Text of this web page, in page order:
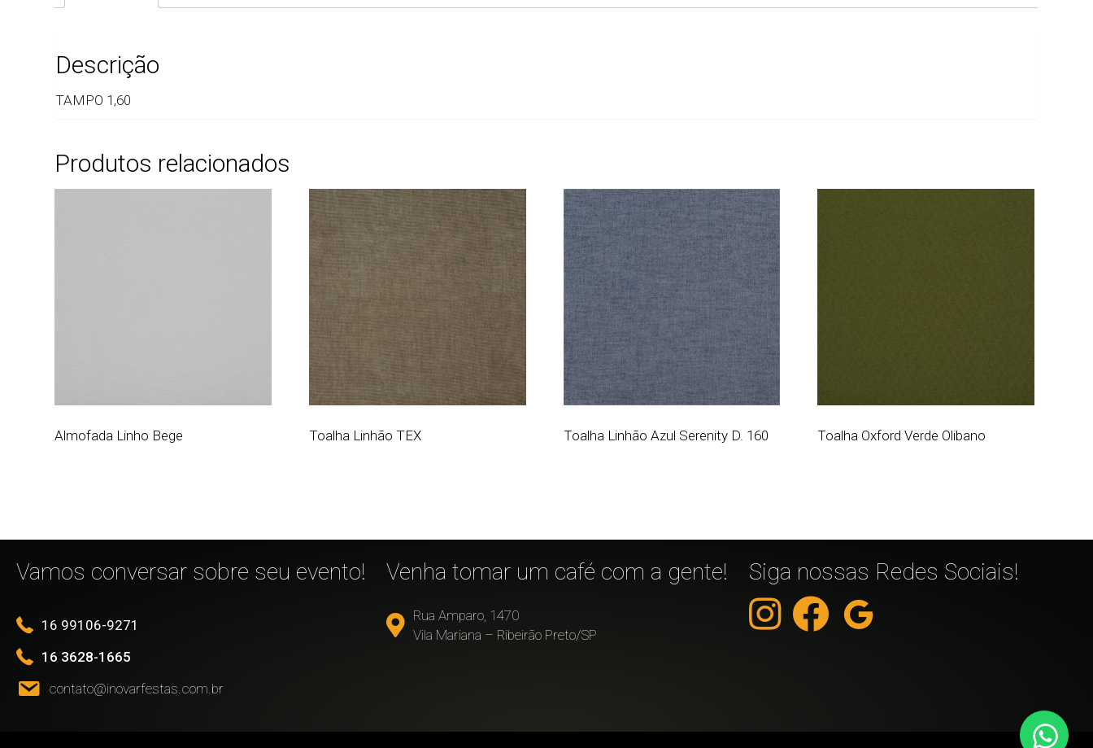
Descrição
TAMPO 1,60
Produtos relacionados
Almofada Linho Bege Toalha Linhão TEX Toalha Linhão Azul Serenity D. 160 Toalha Oxford Verde Olibano
Vamos conversar sobre seu evento!
16 99106-9271
16 3628-1665
contato@inovarfestas.com.br
Venha tomar um café com a gente!
Rua Amparo, 1470
Vila Mariana – Ribeirão Preto/SP
Siga nossas Redes Sociais!